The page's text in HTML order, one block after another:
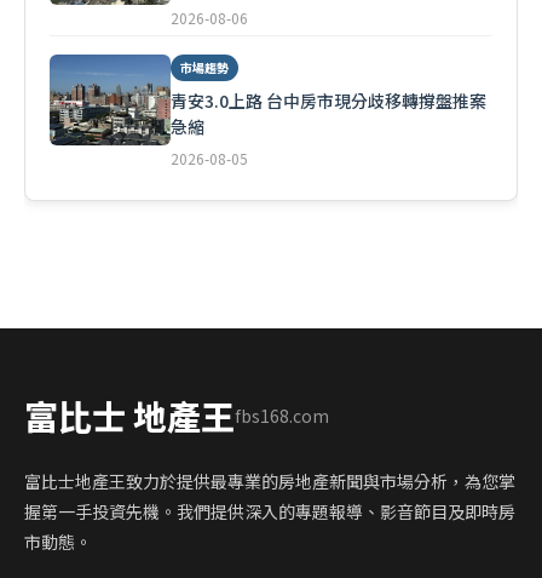
2026-08-06
市場趨勢
青安3.0上路 台中房市現分歧移轉撐盤推案
急縮
2026-08-05
富比士 地產王fbs168.com
富比士地產王致力於提供最專業的房地產新聞與市場分析，為您掌
握第一手投資先機。我們提供深入的專題報導、影音節目及即時房
市動態。